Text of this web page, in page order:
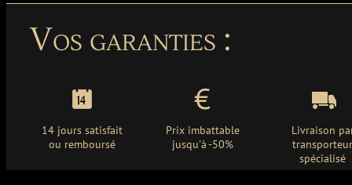
Vos garanties :
14 jours satisfait
ou remboursé
Prix imbattable
jusqu'à -50%
Livraison
spécialisé